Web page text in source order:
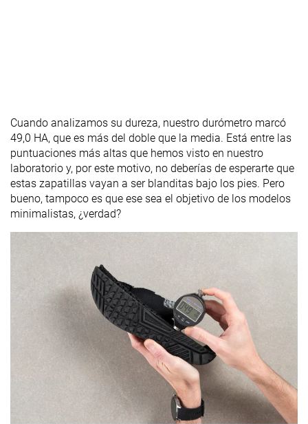
Cuando analizamos su dureza, nuestro durómetro marcó
49,0 HA, que es más del doble que la media. Está entre las
puntuaciones más altas que hemos visto en nuestro
laboratorio y, por este motivo, no deberías de esperarte que
estas zapatillas vayan a ser blanditas bajo los pies. Pero
bueno, tampoco es que ese sea el objetivo de los modelos
minimalistas, ¿verdad?